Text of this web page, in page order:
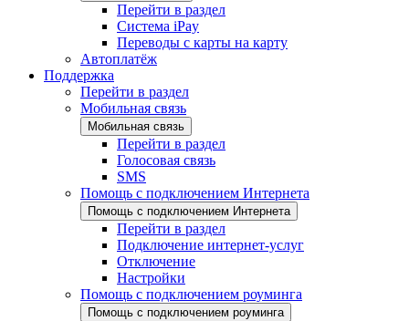
Перейти в раздел
Система iPay
Переводы с карты на карту
Автоплатёж
Поддержка
Перейти в раздел
Мобильная связь
Мобильная связь
Перейти в раздел
Голосовая связь
SMS
Помощь с подключением Интернета
Помощь с подключением Интернета
Перейти в раздел
Подключение интернет-услуг
Отключение
Настройки
Помощь с подключением роуминга
Помощь с подключением роуминга